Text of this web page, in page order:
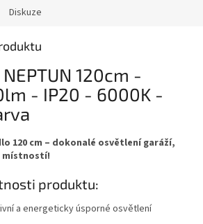
Diskuze
120cm -
- IP20 - 6000K -
120 cm – dokonalé osvětlení garáží,
místností!
produktu:
a energeticky úsporné osvětlení